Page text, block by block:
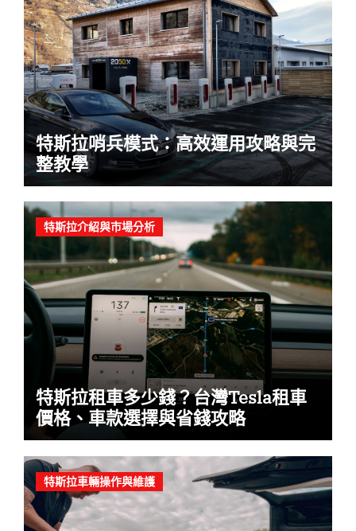
特斯拉哨兵模式：高效運用攻略與完
整教學
特斯拉介紹與市場分析
特斯拉租車多少錢？台灣Tesla租車
價格、車款選擇與省錢攻略
特斯拉車輛操作與維護